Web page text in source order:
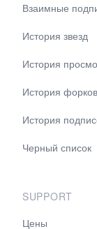
Взаимные
История звезд
История
История форков
История
Черный список
SUPPORT
Цены